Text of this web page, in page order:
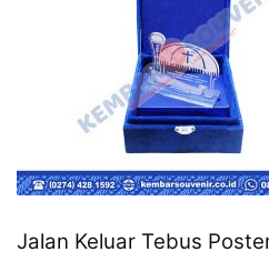
Jalan Keluar Tebus